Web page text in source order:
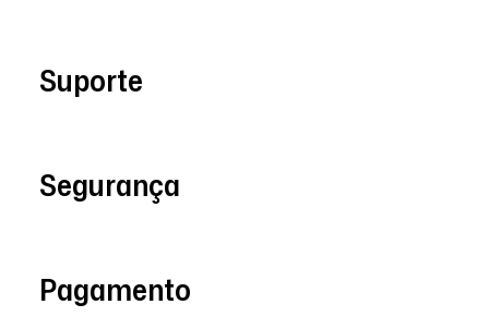
São Paulo / SP
Amei o casaco,!
Suporte
Segurança
Pagamento